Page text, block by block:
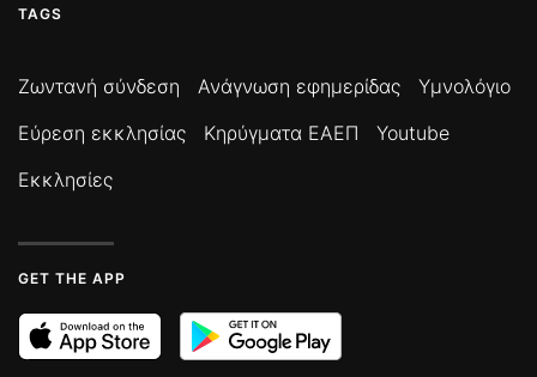
TAGS
Ζωντανή σύνδεση Ανάγνωση εφημερίδας
Υμνολόγιο
Εύρεση εκκλησίας
Κηρύγματα ΕΑΕΠ
Youtube
Εκκλησίες
GET THE APP